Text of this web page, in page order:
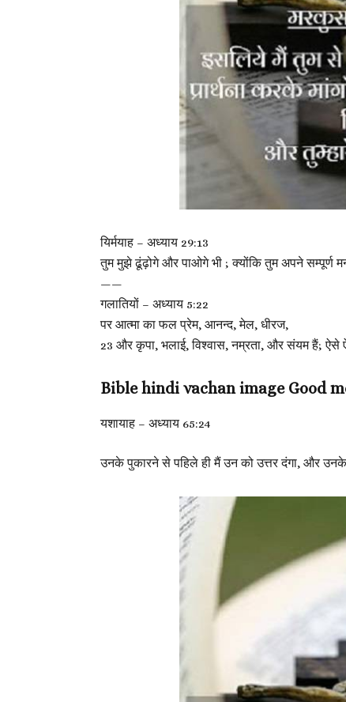
यिर्मयाह – अध्याय 29:13
तुम मुझे ढूंढ़ोगे और पाओगे भी ; क्योंकि तुम अपने सम्पूर्ण
——
गलातियों – अध्याय 5:22
पर आत्मा का फल प्रेम, आनन्द, मेल, धीरज,
23 और कृपा, भलाई, विश्वास, नम्रता, और संयम हैं; ऐसे
Bible hindi vachan image Good
यशायाह – अध्याय 65:24
उनके पुकारने से पहिले ही मैं उन को उत्तर दंगा, और